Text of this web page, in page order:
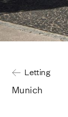
Letting
Munich